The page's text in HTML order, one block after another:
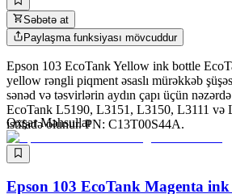
Səbətə at
Paylaşma funksiyası mövcuddur
Epson 103 EcoTank Yellow ink bottle
yellow rəngli piqment əsaslı mürəkkəb
sənəd və təsvirlərin aydın çapı üçün
EcoTank L5190, L3151, L3150, L3111 və
istifadə olunur. PN: C13T00S44A.
Oxşar Məhsullar
Epson 103 EcoTank Magenta